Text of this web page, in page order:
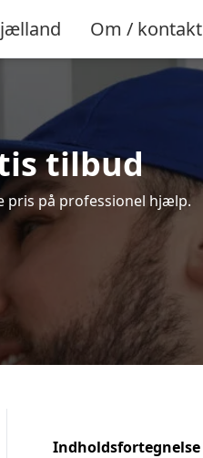
Om / kontakt
tilbud
pris på professionel hjælp.
Indholdsfortegnelse